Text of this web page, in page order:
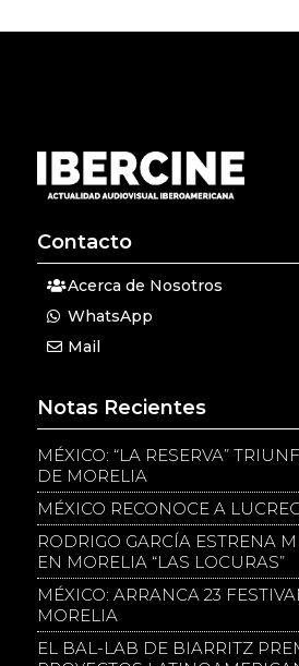
Contacto
Acerca de Nosotros
WhatsApp
Mail
Notas Recientes
MÉXICO: “LA RESERVA”
DE MORELIA
MÉXICO RECONOCE A
RODRIGO GARCÍA ESTRENA
EN MORELIA “LAS LOCURAS”
MÉXICO: ARRANCA 23
MORELIA
EL BAL-LAB DE BIARRITZ